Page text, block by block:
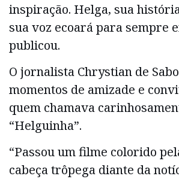
inspiração. Helga, sua
sua voz ecoará para sempre
publicou.
O jornalista Chrystian de
momentos de amizade e
quem chamava
“Helguinha”.
“Passou um filme colorido
cabeça trôpega diante da